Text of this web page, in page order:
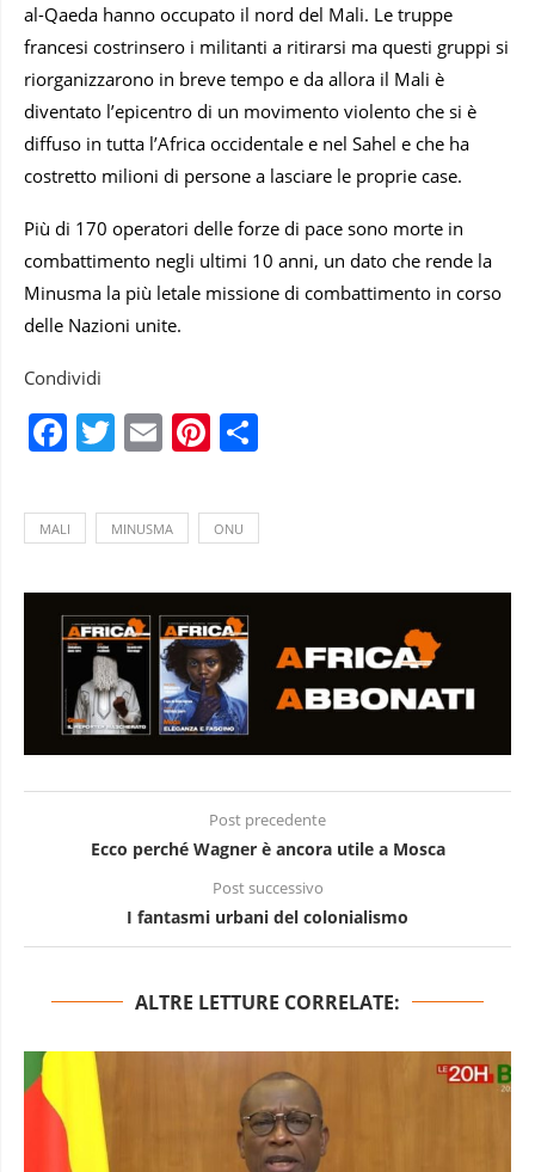
al-Qaeda hanno occupato il nord del Mali. Le truppe
francesi costrinsero i militanti a ritirarsi ma questi gruppi si
riorganizzarono in breve tempo e da allora il Mali è
diventato l’epicentro di un movimento violento che si è
diffuso in tutta l’Africa occidentale e nel Sahel e che ha
costretto milioni di persone a lasciare le proprie case.
Più di 170 operatori delle forze di pace sono morte in
combattimento negli ultimi 10 anni, un dato che rende la
Minusma la più letale missione di combattimento in corso
delle Nazioni unite.
Condividi
Facebook
Twitter
EmailPinterest
MALI MINUSMA ONU
Post precedente
Ecco perché Wagner è ancora utile a Mosca
Post successivo
I fantasmi urbani del colonialismo
ALTRE LETTURE CORRELATE: